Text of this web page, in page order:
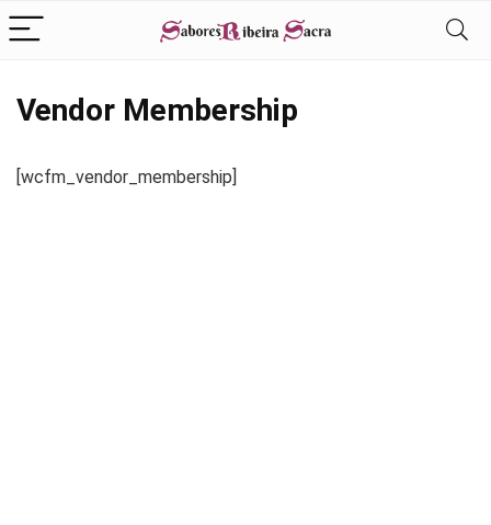
Vendor Membership
[wcfm_vendor_membership]